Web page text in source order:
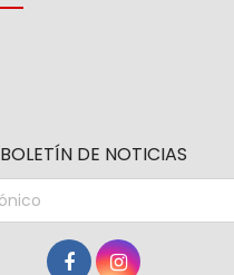
BOLETÍN DE NOTICIAS